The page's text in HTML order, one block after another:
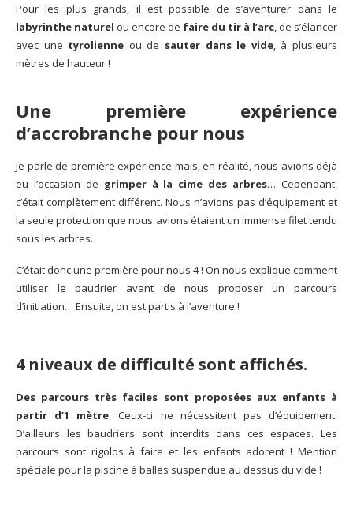
Pour les plus grands, il est possible de s’aventurer dans le
labyrinthe naturel ou encore de faire du tir à l’arc, de s’élancer
avec une tyrolienne ou de sauter dans le vide, à plusieurs
mètres de hauteur !
Une première expérience
d’accrobranche pour nous
Je parle de première expérience mais, en réalité, nous avions déjà
eu l’occasion de grimper à la cime des arbres… Cependant,
c’était complètement différent. Nous n’avions pas d’équipement et
la seule protection que nous avions étaient un immense filet tendu
sous les arbres.
C’était donc une première pour nous 4 ! On nous explique comment
utiliser le baudrier avant de nous proposer un parcours
d’initiation… Ensuite, on est partis à l’aventure !
4 niveaux de difficulté sont affichés.
Des parcours très faciles sont proposées aux enfants à
partir d’1 mètre. Ceux-ci ne nécessitent pas d’équipement.
D’ailleurs les baudriers sont interdits dans ces espaces. Les
parcours sont rigolos à faire et les enfants adorent ! Mention
spéciale pour la piscine à balles suspendue au dessus du vide !